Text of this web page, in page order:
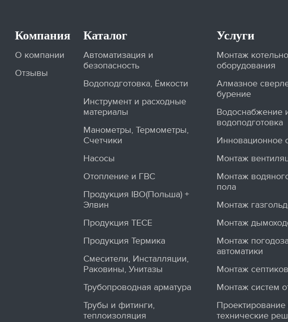
Компания
О компании
Отзывы
Каталог
Автоматизация и
безопасность
Водоподготовка, Ёмкости
Инструмент и расходные
материалы
Манометры, Термометры,
Счетчики
Насосы
Отопление и ГВС
Продукция IBO(Польша) +
Элвин
Продукция TECE
Продукция Термика
Смесители, Инсталляции,
Раковины, Унитазы
Трубопроводная арматура
Трубы и фитинги,
теплоизоляция
Услуги
Монтаж
оборудования
Алмазное
бурение
Водоснабжение
водоподготовка
Инновационное
Монтаж
Монтаж
пола
Монтаж
Монтаж
Монтаж
автоматики
Монтаж септиков
Монтаж систем
Проектирование
технические